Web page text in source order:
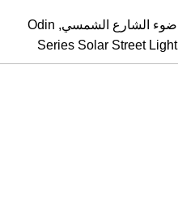
ضوء الشارع الشمسي,
Odin
Series Solar Street Light